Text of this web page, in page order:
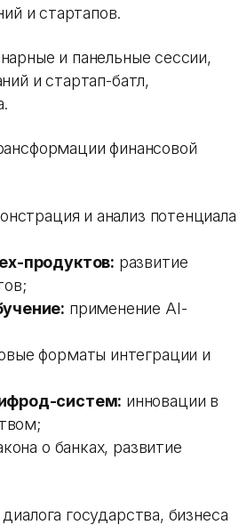
и стартапов.
и панельные сессии,
и стартап-батл,
финансовой
и анализ потенциала
продуктов: развитие
применение AI-
форматы интеграции и
систем: инновации в
о банках, развитие
государства, бизнеса